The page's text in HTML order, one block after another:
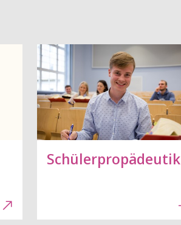
Schülerpropädeutik